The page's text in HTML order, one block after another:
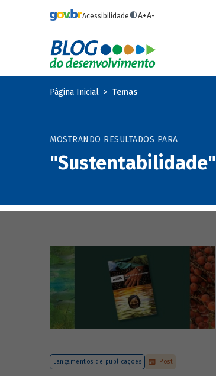
Acessibilidade A+A-
Página Inicial Temas
MOSTRANDO RESULTADOS PARA
"Sustentabilidade"
Lançamentos de publicações Post